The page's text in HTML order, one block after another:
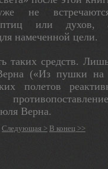
не
птиц или духов,
намечен­ной цели.
таких средств.
(«Из пушки на
полетов
Верна.
Следующая > В конец >>